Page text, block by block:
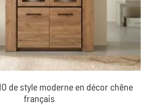
de style moderne en décor chêne
français